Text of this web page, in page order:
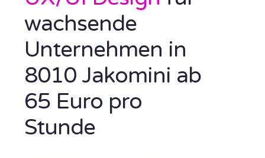
wachsende
Unternehmen in
8010 Jakomini ab
65 Euro pro
Stunde